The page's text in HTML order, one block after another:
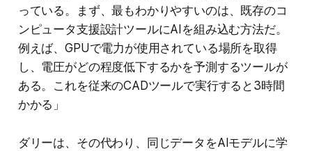
っている。まず、最もわかりやすいのは、既存のコ
ンピュータ支援設計ツールにAIを組み込む方法だ。
例えば、GPUで電力が使用されている場所を取得
し、電圧がどの程度低下するかを予測するツールが
ある。これを従来のCADツールで実行すると3時間
かかる」
ダリーは、その代わり、同じデータをAIモデルに学